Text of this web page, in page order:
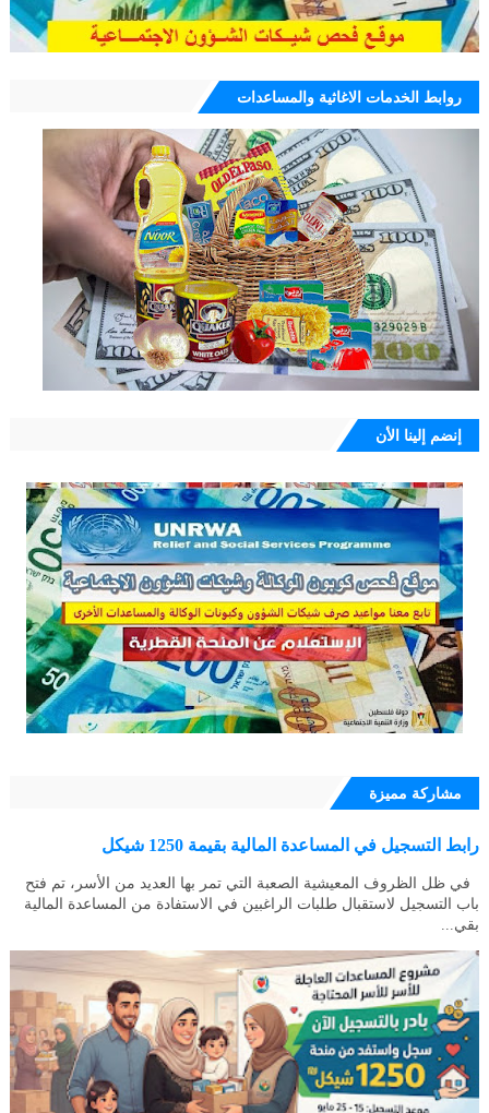
روابط الخدمات الاغاثية والمساعدات
إنضم إلينا الأن
مشاركة مميزة
رابط التسجيل في المساعدة المالية بقيمة 1250 شيكل
في ظل الظروف المعيشية الصعبة التي تمر بها العديد من الأسر، تم فتح
باب التسجيل لاستقبال طلبات الراغبين في الاستفادة من المساعدة المالية
بقي...